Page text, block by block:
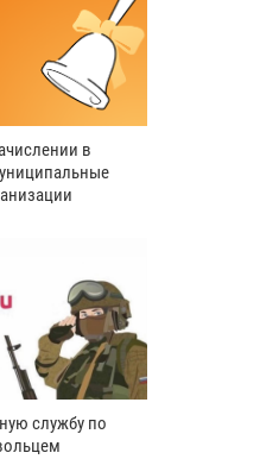
в
службу по